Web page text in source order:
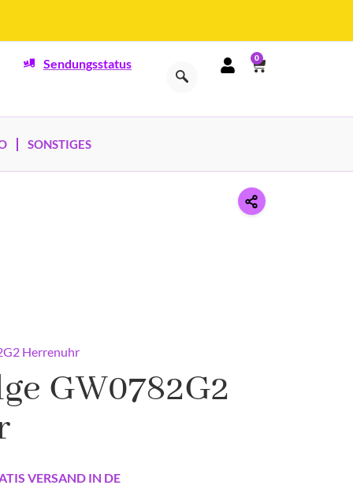
Sendungsstatus 0
SONSTIGES
Herrenuhr
GW0782G2
VERSAND IN DE